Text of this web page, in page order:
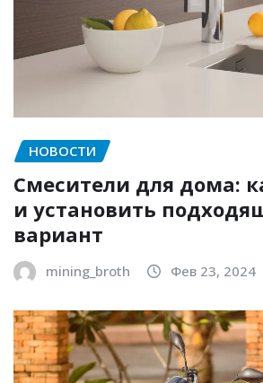
НОВОСТИ
Смесители для дома:
и установить
вариант
mining_broth Фев 23, 2024